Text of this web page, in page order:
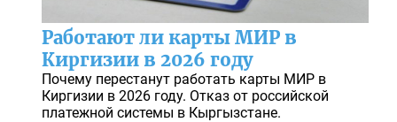
Работают ли карты МИР в
Киргизии в 2026 году
Почему перестанут работать карты МИР в
Киргизии в 2026 году. Отказ от российской
платежной системы в Кыргызстане.